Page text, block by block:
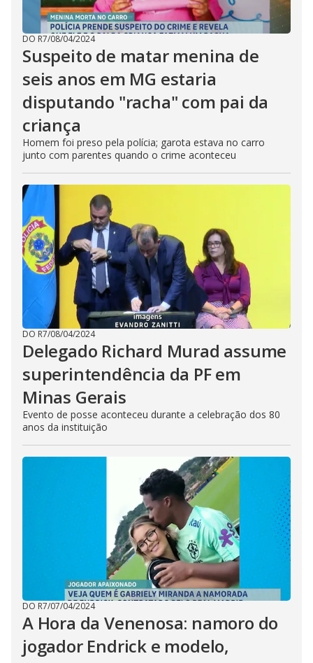
DO R7/08/04/2024
Suspeito de matar menina de
seis anos em MG estaria
disputando "racha" com pai da
criança
Homem foi preso pela polícia; garota estava no carro
junto com parentes quando o crime aconteceu
DO R7/08/04/2024
Delegado Richard Murad assume
superintendência da PF em
Minas Gerais
Evento de posse aconteceu durante a celebração dos 80
anos da instituição
DO R7/07/04/2024
A Hora da Venenosa: namoro do
jogador Endrick e modelo,